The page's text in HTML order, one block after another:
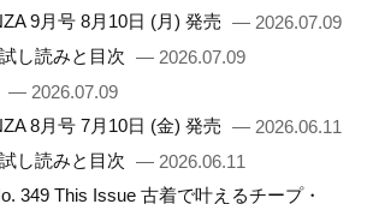
9月号 8月10日 (月) 発売 — 2026.07.09
し読みと目次 — 2026.07.09
— 2026.07.09
8月号 7月10日 (金) 発売 — 2026.06.11
し読みと目次 — 2026.06.11
349 This Issue 古着で叶えるチープ・